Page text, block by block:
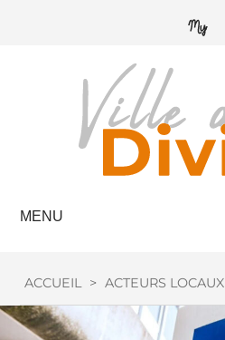
MENU
ACCUEIL > ACTEURS LOCAUX